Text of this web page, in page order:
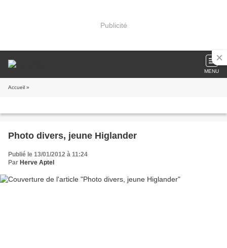
Publicité
MENU
Accueil »
Photo divers, jeune Higlander
Publié le 13/01/2012 à 11:24
Par Herve Aptel